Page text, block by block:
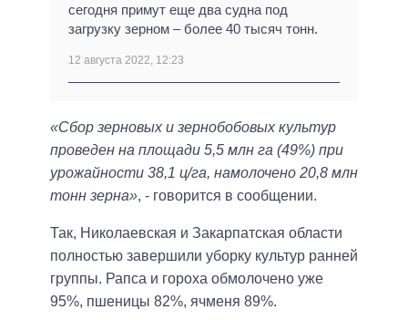
сегодня примут еще два судна под
загрузку зерном – более 40 тысяч тонн.
12 августа 2022, 12:23
«Сбор зерновых и зернобобовых культур
проведен на площади 5,5 млн га (49%) при
урожайности 38,1 ц/га, намолочено 20,8 млн
тонн зерна», - говорится в сообщении.
Так, Николаевская и Закарпатская области
полностью завершили уборку культур ранней
группы. Рапса и гороха обмолочено уже
95%, пшеницы 82%, ячменя 89%.